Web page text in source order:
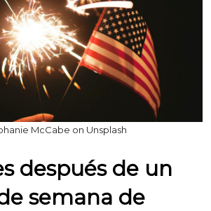
McCabe on Unsplash
después de un
semana de